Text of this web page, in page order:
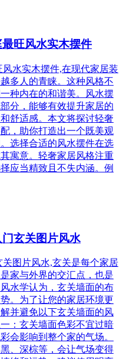
旺风水实木摆件
水实木摆件,在现代家居装
多人的青睐。这种风格不
种内在的和谐美。风水摆
分，能够有效提升家居的
舒适感。本文将探讨轻奢
，助你打造出一个既美观
选择合适的风水摆件在选
寓意。轻奢家居风格注重
应当精致且不失内涵。例
玄关图片风水
图片风水,玄关是每个家居
家与外界的交汇点，也是
水学认为，玄关墙面的布
。为了让您的家居环境更
并避免以下玄关墙面的风
：玄关墙面色彩不宜过暗
会影响到整个家的气场。
、深棕等，会让气场变得